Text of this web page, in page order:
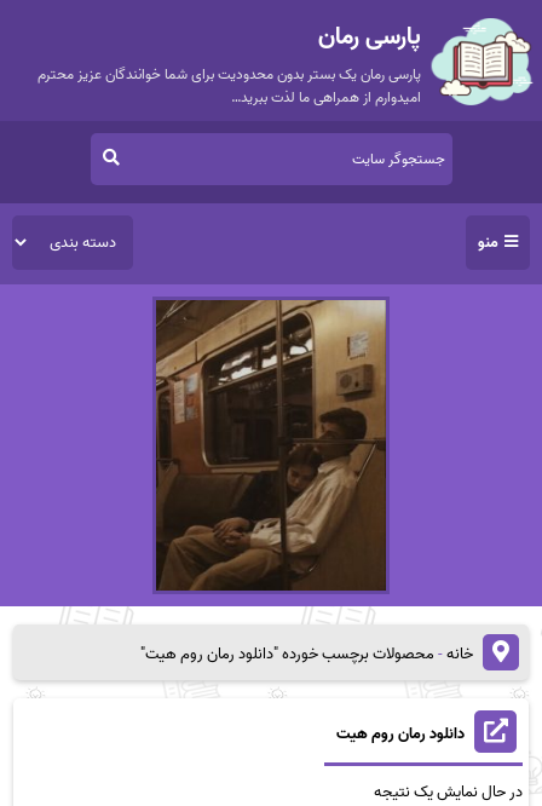
پارسی رمان
پارسی رمان یک بستر بدون محدودیت برای شما خوانندگان عزیز محترم
امیدوارم از همراهی ما لذت ببرید…
منو
خانه-محصولات برچسب خورده "دانلود رمان روم هیت"
دانلود رمان روم هیت
در حال نمایش یک نتیجه